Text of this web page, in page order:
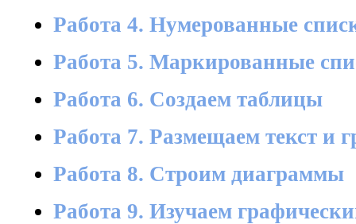
Работа 4. Нумерованные
Работа 5. Маркированные
Работа 6. Создаем таблицы
Работа 7. Размещаем текст и
Работа 8. Строим диаграммы
Работа 9. Изучаем